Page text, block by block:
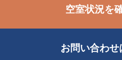
空室状況を
お問い合わせ